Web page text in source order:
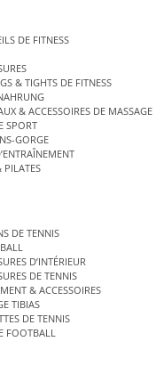
DE FITNESS
& TIGHTS DE FITNESS
& ACCESSOIRES DE MASSAGE
SPORT
GORGE
PILATES
DE TENNIS
D’INTÉRIEUR
DE TENNIS
& ACCESSOIRES
TIBIAS
DE TENNIS
FOOTBALL